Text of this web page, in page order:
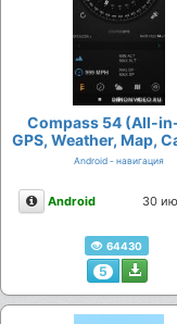
Compass 54 (All-
GPS, Weather, Map,
- v.2.8
Android - навигация
Описание
Android 30
64430
5